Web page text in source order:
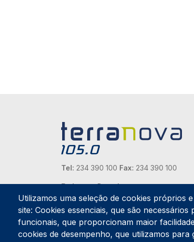
Tel: 234 390 100 Fax: 234 390 100
Endereço Postal
Apartado 42
Rua Gil Eanes 31
3834-908 Gafanha da Nazaré
Estúdios
Utilizamos uma seleção de cookies próprios
site: Cookies essenciais, que são necessários
funcionais, que proporcionam maior
cookies de desempenho, que utilizamos